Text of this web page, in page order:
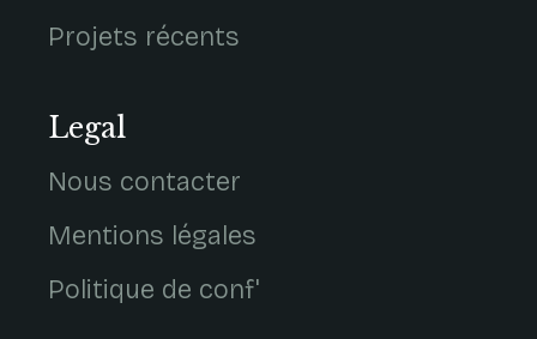
Projets récents
Legal
Nous contacter
Mentions légales
Politique de conf'